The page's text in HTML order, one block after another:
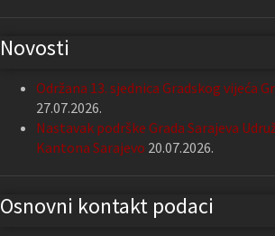
Novosti
Održana 13. sjednica Gradskog vijeća
27.07.2026.
Nastavak podrške Grada Sarajeva
Kantona Sarajevo 20.07.2026.
Osnovni kontakt podaci